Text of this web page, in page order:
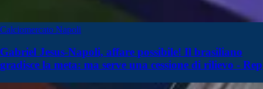
Calciomercato Napoli
Gabriel Jesus-Napoli, affare possibile! Il brasiliano
gradisce la meta: ma serve una cessione di rilievo - Rep